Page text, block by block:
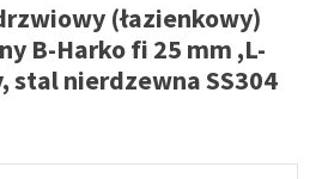
(łazienkowy)
B-Harko fi 25 mm ,L-
stal nierdzewna SS304